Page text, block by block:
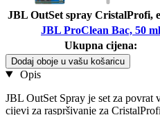
JBL OutSet spray CristalProfi,
JBL ProClean Bac, 50 ml
Ukupna cijena:
Dodaj oboje u vašu košaricu
Opis
JBL OutSet Spray je set za povrat
cijevi za raspršivanje za